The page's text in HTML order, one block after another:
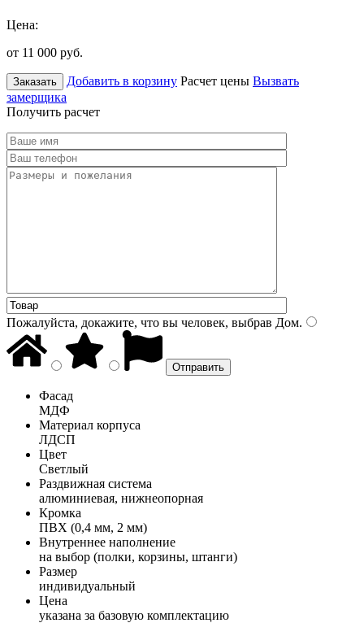
Цена:
от 11 000 руб.
Заказать Добавить в корзину Расчет цены Вызвать
замерщика
Получить расчет
Пожалуйста, докажите, что вы человек, выбрав Дом.
Фасад
МДФ
Материал корпуса
ЛДСП
Цвет
Светлый
Раздвижная система
алюминиевая, нижнеопорная
Кромка
ПВХ (0,4 мм, 2 мм)
Внутреннее наполнение
на выбор (полки, корзины, штанги)
Размер
индивидуальный
Цена
указана за базовую комплектацию